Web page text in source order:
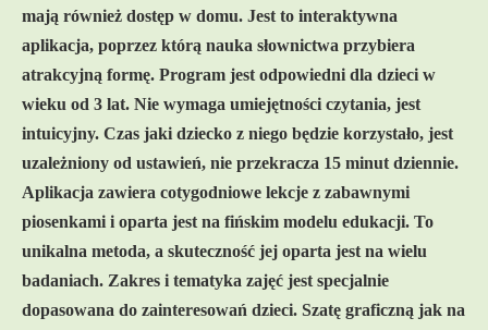
mają również dostęp w domu. Jest to interaktywna
aplikacja, poprzez którą nauka słownictwa przybiera
atrakcyjną formę. Program jest odpowiedni dla dzieci w
wieku od 3 lat. Nie wymaga umiejętności czytania, jest
intuicyjny. Czas jaki dziecko z niego będzie korzystało, jest
uzależniony od ustawień, nie przekracza 15 minut dziennie.
Aplikacja zawiera cotygodniowe lekcje z zabawnymi
piosenkami i oparta jest na fińskim modelu edukacji. To
unikalna metoda, a skuteczność jej oparta jest na wielu
badaniach. Zakres i tematyka zajęć jest specjalnie
dopasowana do zainteresowań dzieci. Szatę graficzną jak na